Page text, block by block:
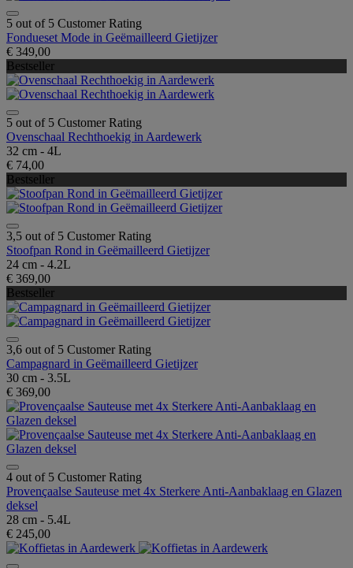
5 out of 5 Customer Rating
Fondueset Mode in Geëmailleerd Gietijzer
€ 349,00
Bestseller
5 out of 5 Customer Rating
Ovenschaal Rechthoekig in Aardewerk
32 cm - 4L
€ 74,00
Bestseller
3,5 out of 5 Customer Rating
Stoofpan Rond in Geëmailleerd Gietijzer
24 cm - 4.2L
€ 369,00
Bestseller
3,6 out of 5 Customer Rating
Campagnard in Geëmailleerd Gietijzer
30 cm - 3.5L
€ 369,00
4 out of 5 Customer Rating
Provençaalse Sauteuse met 4x Sterkere Anti-Aanbaklaag en Glazen
deksel
28 cm - 5.4L
€ 245,00